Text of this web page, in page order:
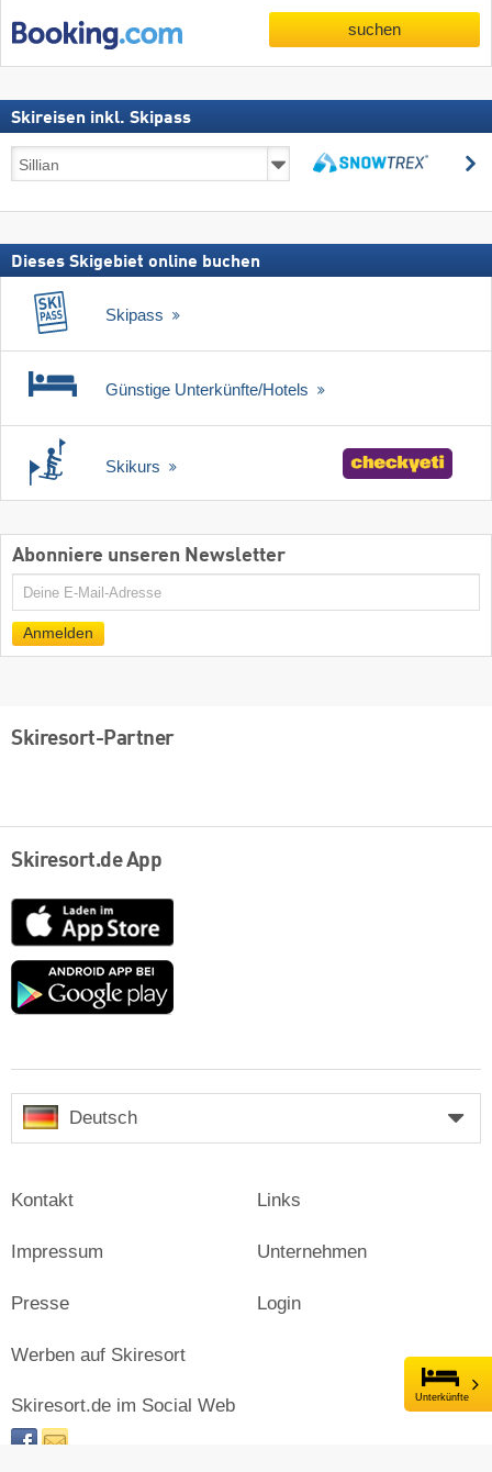
Unterkünfte
suchen
Skireisen inkl. Skipass
inkl.
Dieses Skigebiet online buchen
Skipass
Günstige Unterkünfte/Hotels
Skikurs
Abonniere unseren Newsletter
E-
Mail
Anmelden
Skiresort-Partner
Skiresort.de App
App
Store
Google
Deutsch
Kontakt
Impressum
Presse
Links
Unternehmen
Login
Werben auf Skiresort
Skiresort.de im Social Web
facebooknewsletter